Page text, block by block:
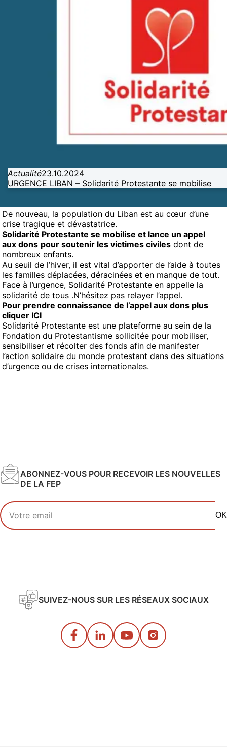
Actualité23.10.2024
URGENCE LIBAN – Solidarité Protestante se mobilise
De nouveau, la population du Liban est au cœur d’une
crise tragique et dévastatrice.
Solidarité Protestante se mobilise et lance un appel
aux dons pour soutenir les victimes civiles dont de
nombreux enfants.
Au seuil de l’hiver, il est vital d’apporter de l’aide à toutes
les familles déplacées, déracinées et en manque de tout.
Face à l’urgence, Solidarité Protestante en appelle la
solidarité de tous .N’hésitez pas relayer l’appel.
Pour prendre connaissance de l’appel aux dons plus
cliquer ICI
Solidarité Protestante est une plateforme au sein de la
Fondation du Protestantisme sollicitée pour mobiliser,
sensibiliser et récolter des fonds afin de manifester
l’action solidaire du monde protestant dans des situations
d’urgence ou de crises internationales.
ABONNEZ-VOUS POUR RECEVOIR LES NOUVELLES
DE LA FEP
Votre adresse email
OK
SUIVEZ-NOUS SUR LES RÉSEAUX SOCIAUX